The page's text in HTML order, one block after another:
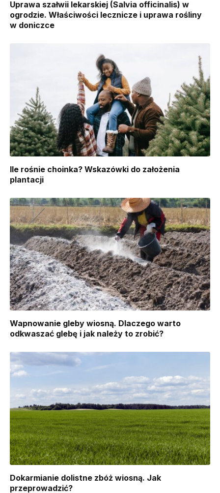
Uprawa szałwii lekarskiej (Salvia officinalis) w
ogrodzie. Właściwości lecznicze i uprawa rośliny
w doniczce
Ile rośnie choinka? Wskazówki do założenia
plantacji
Wapnowanie gleby wiosną. Dlaczego warto
odkwaszać glebę i jak należy to zrobić?
Dokarmianie dolistne zbóż wiosną. Jak
przeprowadzić?